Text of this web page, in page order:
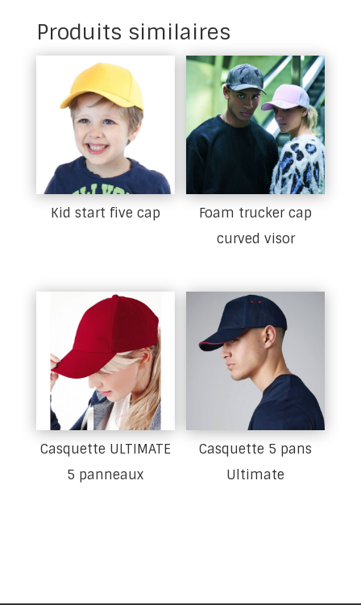
Produits similaires
Kid start five cap
Foam trucker cap
curved visor
Casquette ULTIMATE
5 panneaux
Casquette 5 pans
Ultimate